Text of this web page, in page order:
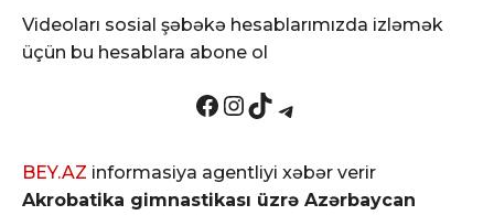
Videoları sosial şəbəkə hesablarımızda izləmək
üçün bu hesablara abone ol
Facebook InstagramTikTok Telegram
BEY.AZ informasiya agentliyi xəbər verir
Akrobatika gimnastikası üzrə Azərbaycan